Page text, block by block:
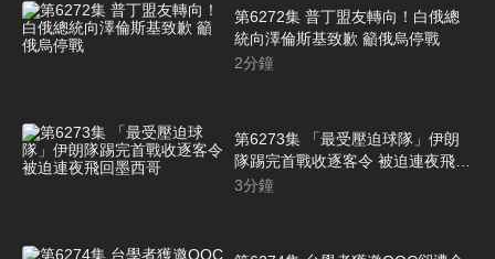
第6272集 普丁盟友轉向！白俄總
統向澤倫斯基致歉 籲俄烏停戰
2分鐘
第6273集 「最受壓迫球隊」伊朗
隊踢完首戰收逐客令 被迫連夜飛回
墨西哥
3分鐘